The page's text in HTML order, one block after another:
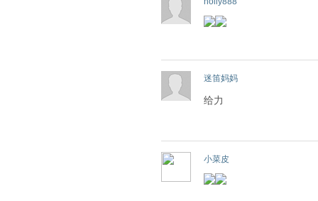
迷笛妈妈
给力
小菜皮